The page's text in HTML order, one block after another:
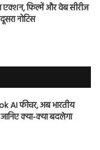
एक्शन, फिल्में और वेब सीरीज
नोटिस
AI फीचर, अब भारतीय
क्या-क्या बदलेगा